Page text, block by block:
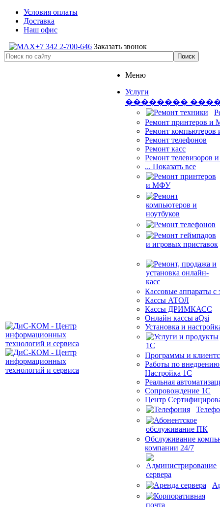
Условия оплаты
Доставка
Наш офис
+7 342 2-700-646 Заказать звонок
Меню
Услуги
��������
Ремонт принтеров
Ремонт компьютеров
Ремонт телефонов
Ремонт касс
Ремонт телевизоров
... Показать все
Кассовые аппараты с
Кассы АТОЛ
Кассы ДРИМКАСС
Онлайн кассы aQsi
Установка и
Программы и
Работы по
Настройка 1С
Реальная
Сопровождение 1С
Центр
Обслуживание
компании 24/7